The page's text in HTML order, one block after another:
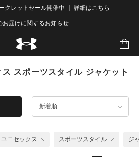
クレットセール開催中 ｜ 詳細はこちら
お届けに関するお知らせ
スポーツスタイル ジャケット
新着順
ユニセックス スポーツスタイル ジ